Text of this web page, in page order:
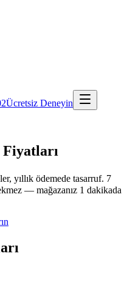
Ücretsiz Deneyin
yıllık ödemede tasarruf. 7
— mağazanız 1 dakikada